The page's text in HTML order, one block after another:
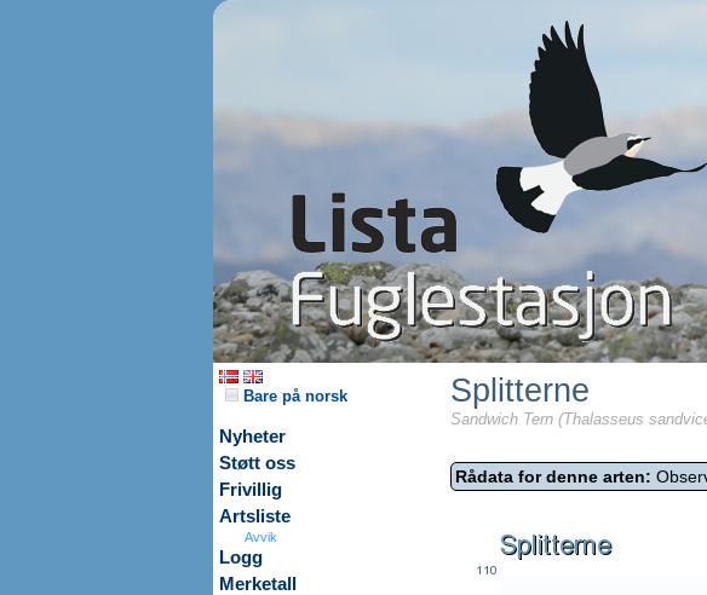
Bare på norsk
Nyheter
Støtt oss
Frivillig
Artsliste
Avvik
Logg
Merketall
Splitterne
Sandwich Tern (Thalasseus
Rådata for denne arten: